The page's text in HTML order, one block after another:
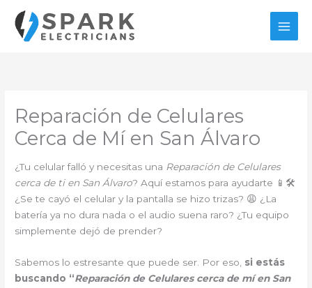
contenido
Reparación de Celulares
Cerca de Mí en San Álvaro
¿Tu celular falló y necesitas una Reparación de Celulares
cerca de ti en San Álvaro? Aquí estamos para ayudarte 📱🛠️
¿Se te cayó el celular y la pantalla se hizo trizas? 😩 ¿La
batería ya no dura nada o el audio suena raro? ¿Tu equipo
simplemente dejó de prender?
Sabemos lo estresante que puede ser. Por eso, si estás
buscando “Reparación de Celulares cerca de mí en San